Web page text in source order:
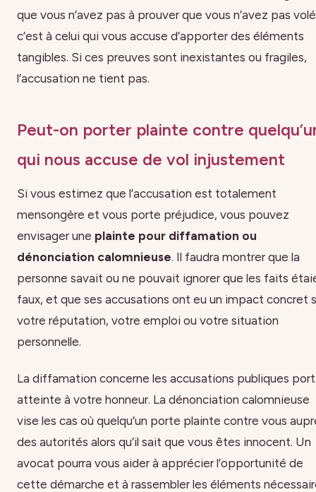
que vous n’avez pas à prouver que vous n’avez pas
c’est à celui qui vous accuse d’apporter des éléments
tangibles. Si ces preuves sont inexistantes ou fragiles,
l’accusation ne tient pas.
Peut-on porter plainte contre
qui nous accuse de vol injustement
Si vous estimez que l’accusation est totalement
mensongère et vous porte préjudice, vous pouvez
envisager une plainte pour diffamation ou
dénonciation calomnieuse. Il faudra montrer que la
personne savait ou ne pouvait ignorer que les faits
faux, et que ses accusations ont eu un impact concret
votre réputation, votre emploi ou votre situation
personnelle.
La diffamation concerne les accusations publiques
atteinte à votre honneur. La dénonciation calomnieuse
vise les cas où quelqu’un porte plainte contre vous
des autorités alors qu’il sait que vous êtes innocent. Un
avocat pourra vous aider à apprécier l’opportunité de
cette démarche et à rassembler les éléments